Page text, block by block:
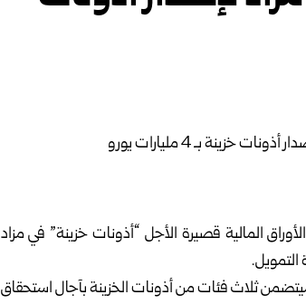
المالية قصيرة الأجل “أذونات خزينة” في مزاد
التمويل.
ثلاث فئات من أذونات الخزينة بآجال استحقاق